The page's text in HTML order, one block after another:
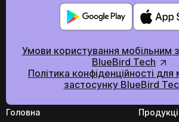
Умови користування мобільним
BlueBird Tech
Політика конфіденційності для
застосунку BlueBird
Головна